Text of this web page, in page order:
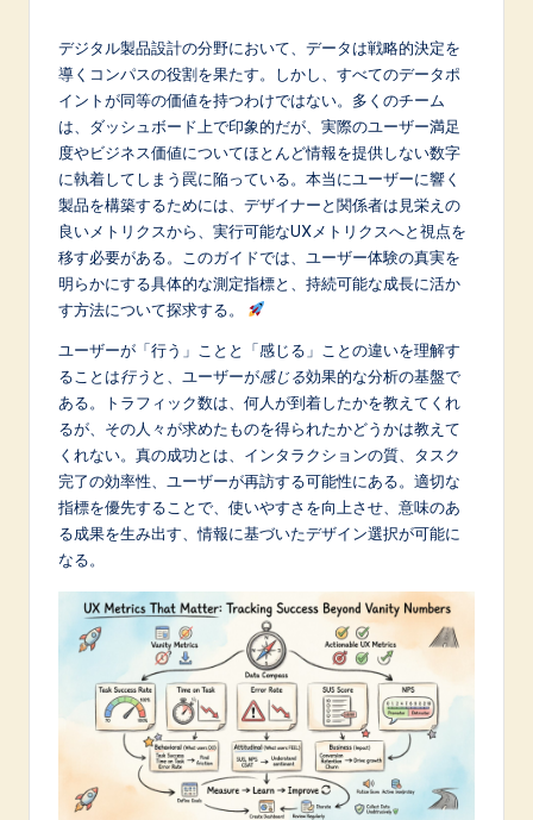
p
in
A
デジタル製品設計の分野において、データは戦略的決定を
導くコンパスの役割を果たす。しかし、すべてのデータポ
イントが同等の価値を持つわけではない。多くのチーム
は、ダッシュボード上で印象的だが、実際のユーザー満足
度やビジネス価値についてほとんど情報を提供しない数字
に執着してしまう罠に陥っている。本当にユーザーに響く
製品を構築するためには、デザイナーと関係者は見栄えの
良いメトリクスから、実行可能なUXメトリクスへと視点を
移す必要がある。このガイドでは、ユーザー体験の真実を
明らかにする具体的な測定指標と、持続可能な成長に活か
す方法について探求する。
ユーザーが「行う」ことと「感じる」ことの違いを理解す
ることは行う と、ユーザーが感じる効果的な分析の基盤で
ある。トラフィック数は、何人が到着したかを教えてくれ
るが、その人々が求めたものを得られたかどうかは教えて
くれない。真の成功とは、インタラクションの質、タスク
完了の効率性、ユーザーが再訪する可能性にある。適切な
指標を優先することで、使いやすさを向上させ、意味のあ
る成果を生み出す、情報に基づいたデザイン選択が可能に
なる。